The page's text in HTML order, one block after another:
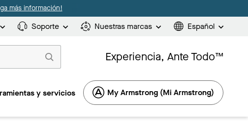
más información!
Soporte Nuestras marcas Español
Experiencia, Ante Todo™
y servicios My Armstrong (Mi Armstrong)